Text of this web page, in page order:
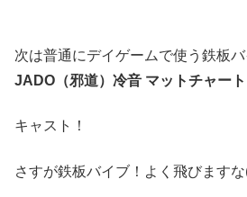
次は普通にデイゲームで使う鉄板バ
JADO（邪道）冷音 マットチャー
キャスト！
さすが鉄板バイブ！よく飛びます